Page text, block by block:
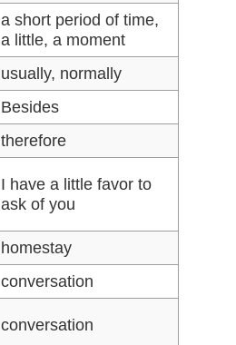
a short period of time,
a little, a moment
usually, normally
Besides
therefore
I have a little favor to
ask of you
homestay
conversation
conversation